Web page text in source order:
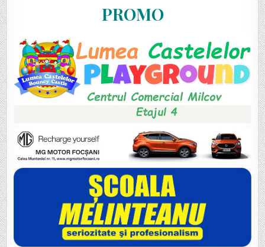
PROMO